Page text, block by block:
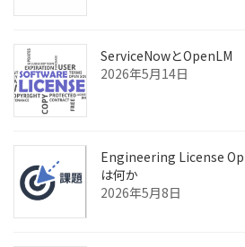
ServiceNowとOpenLM
2026年5月14日
Engineering License
は何か
2026年5月8日